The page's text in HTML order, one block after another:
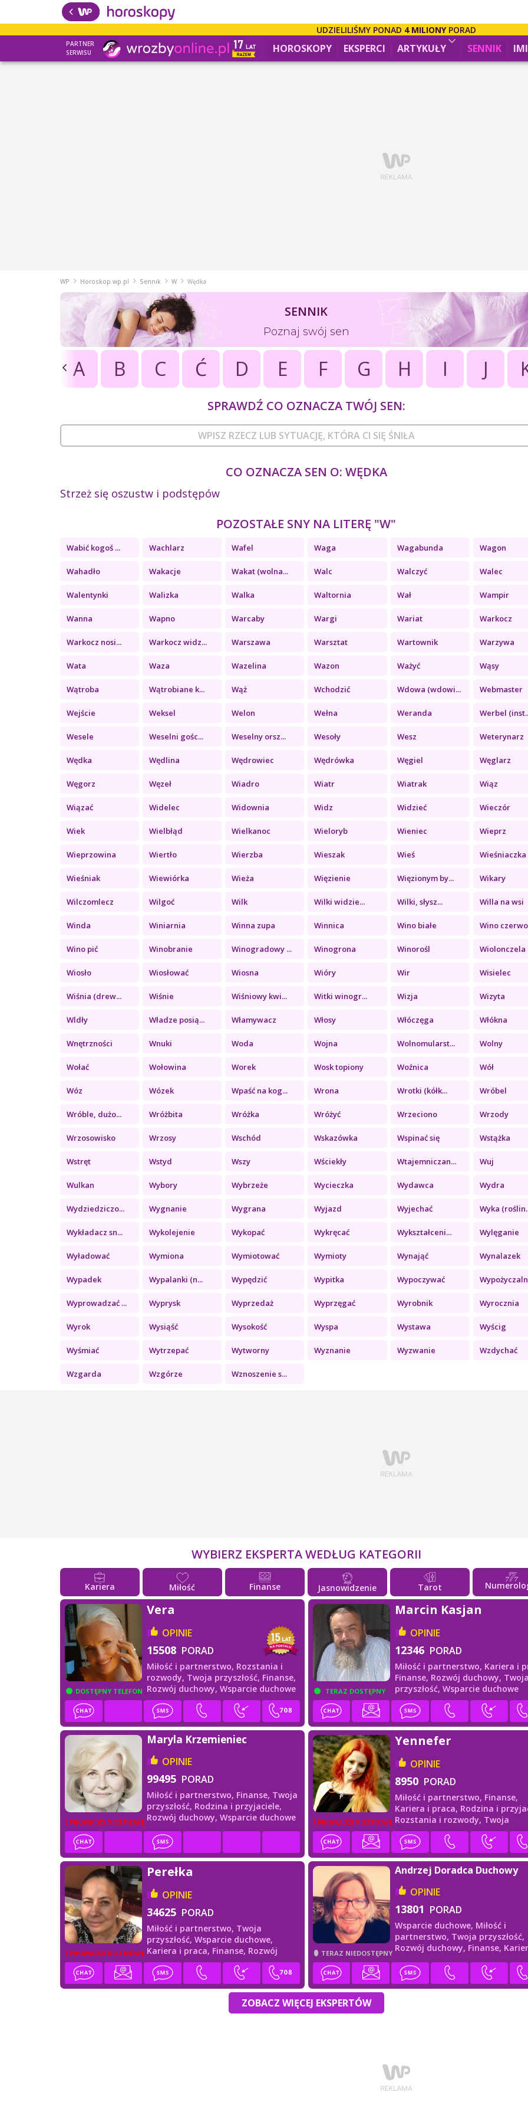
UDZIELILIŚMY PONAD 4 MILIONYPORAD
PARTNER
SERWISU
HOROSKOPY EKSPERCI ARTYKUŁY SENNIK
WP Horoskop.wp.pl Sennik W Wędka
SENNIK
Poznaj swój sen
A B C Ć D E F G H I J
SPRAWDŹ CO OZNACZA TWÓJ SEN:
CO OZNACZA SEN O: WĘDKA
Strzeż się oszustw i podstępów
POZOSTAŁE SNY NA LITERĘ "W"
Wabić kogoś ... Wachlarz Wafel Waga Wagabunda Wagon
Wahadło Wakacje Wakat (wolna... Walc Walczyć Walec
Walentynki Walizka Walka Waltornia Wał Wampir
Wanna Wapno Warcaby Wargi Wariat Warkocz
Warkocz nosi... Warkocz widz... Warszawa Warsztat Wartownik Warzywa
Wata Waza Wazelina Wazon Ważyć Wąsy
Wątroba Wątrobiane k... Wąż Wchodzić Wdowa (wdowi... Webmaster
Wejście Weksel Welon Wełna Weranda Werbel
Wesele Weselni gośc... Weselny orsz... Wesoły Wesz Weterynarz
Wędka Wędlina Wędrowiec Wędrówka Węgiel Węglarz
Węgorz Węzeł Wiadro Wiatr Wiatrak Wiąz
Wiązać Widelec Widownia Widz Widzieć Wieczór
Wiek Wielbłąd Wielkanoc Wieloryb Wieniec Wieprz
Wieprzowina Wiertło Wierzba Wieszak Wieś Wieśniaczka
Wieśniak Wiewiórka Wieża Więzienie Więzionym by... Wikary
Wilczomlecz Wilgoć Wilk Wilki widzie... Wilki, słysz... Willa na wsi
Winda Winiarnia Winna zupa Winnica Wino białe Wino
Wino pić Winobranie Winogradowy ... Winogrona Winorośl Wiolonczela
Wiosło Wiosłować Wiosna Wióry Wir Wisielec
Wiśnia (drew... Wiśnie Wiśniowy kwi... Witki winogr... Wizja Wizyta
Wldły Władze posią... Włamywacz Włosy Włóczęga Włókna
Wnętrzności Wnuki Woda Wojna Wolnomularst... Wolny
Wołać Wołowina Worek Wosk topiony Woźnica Wół
Wóz Wózek Wpaść na kog... Wrona Wrotki (kółk... Wróbel
Wróble, dużo... Wróżbita Wróżka Wróżyć Wrzeciono Wrzody
Wrzosowisko Wrzosy Wschód Wskazówka Wspinać się Wstążka
Wstręt Wstyd Wszy Wściekły Wtajemniczan... Wuj
Wulkan Wybory Wybrzeże Wycieczka Wydawca Wydra
Wydziedziczo... Wygnanie Wygrana Wyjazd Wyjechać Wyka
Wykładacz sn... Wykolejenie Wykopać Wykręcać Wykształceni... Wylęganie
Wyładować Wymiona Wymiotować Wymioty Wynająć Wynalazek
Wypadek Wypalanki (n... Wypędzić Wypitka Wypoczywać
Wyprowadzać ... Wyprysk Wyprzedaż Wyprzęgać Wyrobnik Wyrocznia
Wyrok Wysiąść Wysokość Wyspa Wystawa Wyścig
Wyśmiać Wytrzepać Wytworny Wyznanie Wyzwanie Wzdychać
Wzgarda Wzgórze Wznoszenie s...
WYBIERZ EKSPERTA WEDŁUG KATEGORII
Kariera Miłość Finanse Jasnowidzenie Tarot
DOSTĘPNY TELEFON
Vera
OPINIE
15508 PORAD
Miłość i partnerstwo, Rozstania i
rozwody, Twoja przyszłość, Finanse,
Rozwój duchowy,Wsparcie duchowe TERAZ DOSTĘPNY
Marcin Kasjan
OPINIE
12346 PORAD
Miłość i partnerstwo, Kariera i
Finanse, Rozwój duchowy,
przyszłość, Wsparcie duchowe
PROWADZI ROZMOWĘ
Maryla Krzemieniec
OPINIE
99495 PORAD
Miłość i partnerstwo, Finanse, Twoja
przyszłość, Rodzina i przyjaciele,
Rozwój duchowy,Wsparcie duchowe PROWADZI ROZMOWĘ
Yennefer
OPINIE
8950 PORAD
Miłość i partnerstwo, Finanse,
Kariera i praca, Rodzina i
Rozstania i rozwody, Twoja
przyszłość
PROWADZI ROZMOWĘ
Perełka
OPINIE
34625 PORAD
Miłość i partnerstwo, Twoja
przyszłość,Wsparcie duchowe,
Kariera i praca, Finanse, Rozwój
duchowy
TERAZ NIEDOSTĘPNY
Andrzej Doradca Duchowy
OPINIE
13801 PORAD
Wsparcie duchowe, Miłość i
partnerstwo, Twoja przyszłość,
Rozwój duchowy, Finanse,
ZOBACZ WIĘCEJ EKSPERTÓW